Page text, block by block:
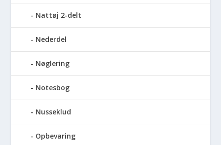
Nattøj 2-delt
Nederdel
Nøglering
Notesbog
Nusseklud
Opbevaring